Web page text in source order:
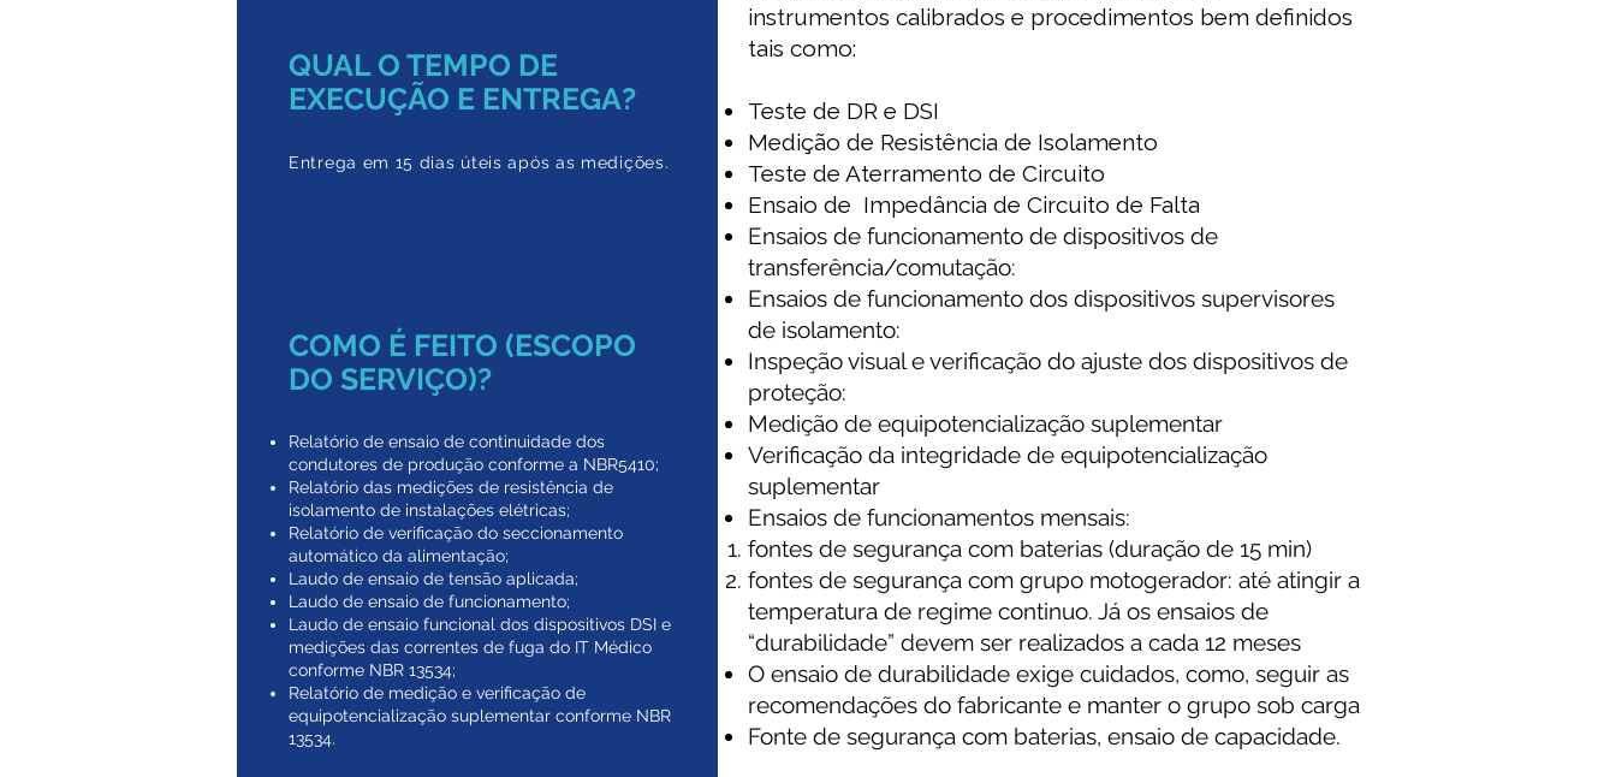
QUAL O TEMPO DE
EXECUÇÃO E ENTREGA?
Entrega em 15 dias úteis após as medições.
COMO É FEITO (ESCOPO
DO SERVIÇO)?
Relatório de ensaio de continuidade dos
condutores de produção conforme a NBR5410;
​Relatório das medições de resistência de
isolamento de instalações elétricas;​
Relatório de verificação do seccionamento
automático da alimentação;
Laudo de ensaio de tensão aplicada;
Laudo de ensaio de funcionamento;
Laudo de ensaio funcional dos dispositivos DSI e
medições das correntes de fuga do IT Médico
conforme NBR 13534;
Relatório de medição e verificação de
equipotencialização suplementar conforme NBR
13534.
instrumentos calibrados e procedimentos bem definidos
tais como:
Teste de DR e DSI
Medição de Resistência de Isolamento
Teste de Aterramento de Circuito
Ensaio de Impedância de Circuito de Falta
Ensaios de funcionamento de dispositivos de
transferência/comutação:
Ensaios de funcionamento dos dispositivos supervisores
de isolamento:
Inspeção visual e verificação do ajuste dos dispositivos de
proteção:
Medição de equipotencialização suplementar
Verificação da integridade de equipotencialização
suplementar
Ensaios de funcionamentos mensais:
fontes de segurança com baterias (duração de 15 min)
fontes de segurança com grupo motogerador: até atingir a
temperatura de regime continuo. Já os ensaios de
“durabilidade” devem ser realizados a cada 12 meses
O ensaio de durabilidade exige cuidados, como, seguir as
recomendações do fabricante e manter o grupo sob carga
Fonte de segurança com baterias, ensaio de capacidade.